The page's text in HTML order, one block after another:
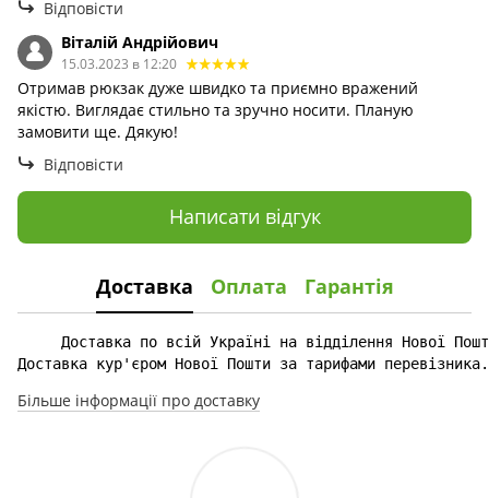
Відповісти
Віталій Андрійович
15.03.2023 в 12:20
Отримав рюкзак дуже швидко та приємно вражений
якістю. Виглядає стильно та зручно носити. Планую
замовити ще. Дякую!
Відповісти
Написати відгук
Доставка Оплата Гарантія
Доставка кур'єром Нової Пошти за тарифами перевізника.
Більше інформації про доставку